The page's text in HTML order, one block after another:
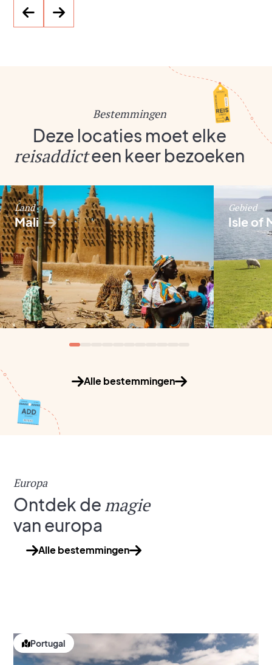
Canada
Lees meer
Bestemmingen
Deze locaties moet elke
reisaddicteen keer bezoeken
Land
Mali
Gebied
Isle of
Alle bestemmingen
Europa
Ontdek de magie
van europa
Alle bestemmingen
Portugal
Rusland
Tsjechië